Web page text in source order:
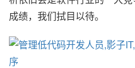
成绩，我们拭目以待。